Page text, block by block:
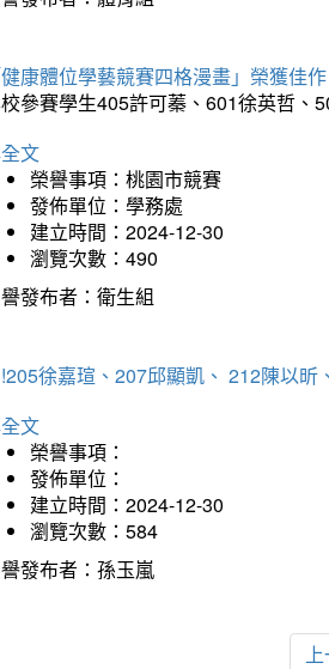
康體位學藝競賽四格漫畫」榮獲佳作
參賽學生405許可蓁、601徐英哲、
文
榮譽事項：桃園市競賽
發佈單位：學務處
建立時間：2024-12-30
瀏覽次數：490
發布者：衛生組
徐嘉瑄、207邱顯凱、 212陳以
文
榮譽事項：
發佈單位：
建立時間：2024-12-30
瀏覽次數：584
發布者：孫玉嵐